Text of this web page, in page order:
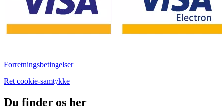
Forretningsbetingelser
Ret cookie-samtykke
Du finder os her